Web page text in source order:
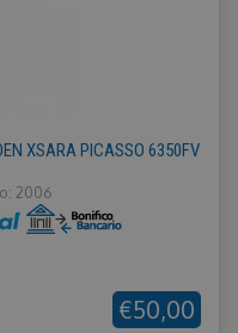
XSARA PICASSO 6350FV
2006
€50,00